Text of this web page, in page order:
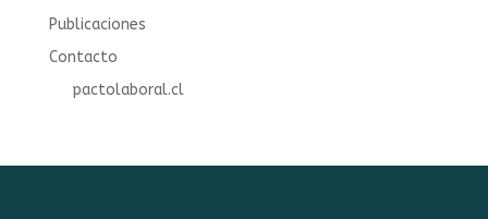
Publicaciones
Contacto
pactolaboral.cl